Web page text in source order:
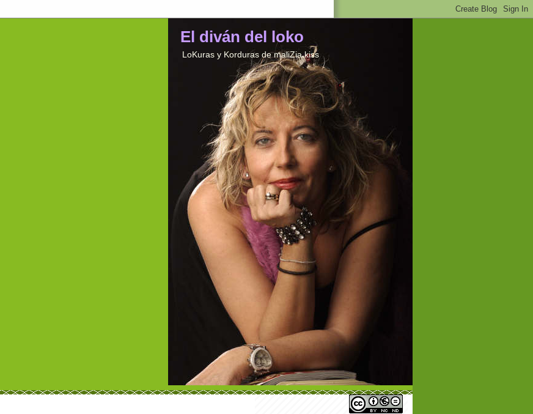
El diván del loko
LoKuras y Korduras de maliZia kiss